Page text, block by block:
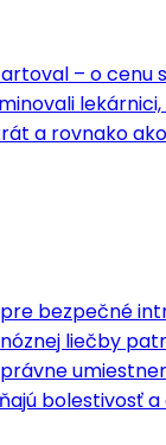
– o cenu
a rovnako
bezpečné
liečby
bolestivosť